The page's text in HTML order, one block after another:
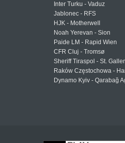
Inter Turku - Vaduz
Jablonec - RFS
HJK - Motherwell
Noah Yerevan - Sion
Paide LM - Rapid Wien
CFR Cluj - Tromsø
Sheriff Tiraspol - St.
Raków Częstochowa -
Dynamo Kyiv - Qarabağ